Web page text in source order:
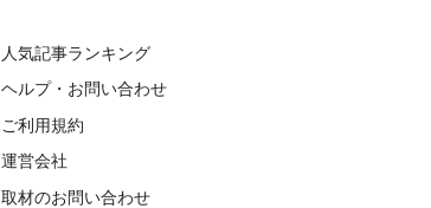
人気記事ランキング
ヘルプ・お問い合わせ
ご利用規約
運営会社
取材のお問い合わせ